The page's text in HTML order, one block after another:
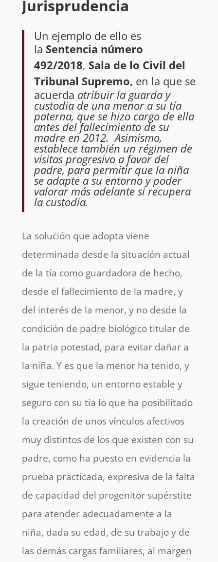
Jurisprudencia
Un ejemplo de ello es
la Sentencia número
492/2018, Sala de lo Civil del
Tribunal Supremo, en la que se
acuerda atribuir la guarda y
custodia de una menor a su tía
paterna, que se hizo cargo de ella
antes del fallecimiento de su
madre en 2012. Asimismo,
establece también un régimen de
visitas progresivo a favor del
padre, para permitir que la niña
se adapte a su entorno y poder
valorar más adelante si recupera
la custodia.
La solución que adopta viene
determinada desde la situación actual
de la tía como guardadora de hecho,
desde el fallecimiento de la madre, y
del interés de la menor, y no desde la
condición de padre biológico titular de
la patria potestad, para evitar dañar a
la niña. Y es que la menor ha tenido, y
sigue teniendo, un entorno estable y
seguro con su tía lo que ha posibilitado
la creación de unos vínculos afectivos
muy distintos de los que existen con su
padre, como ha puesto en evidencia la
prueba practicada, expresiva de la falta
de capacidad del progenitor supérstite
para atender adecuadamente a la
niña, dada su edad, de su trabajo y de
las demás cargas familiares, al margen